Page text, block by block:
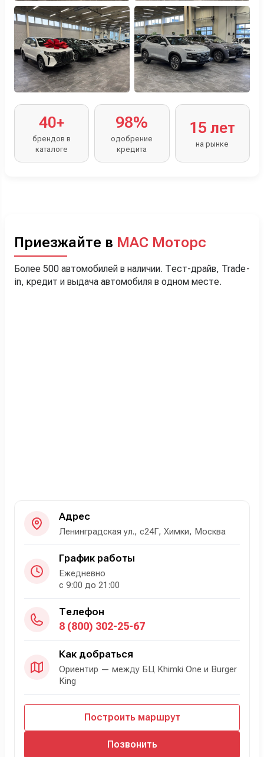
40+
брендов в
каталоге
98%
одобрение
кредита
15 лет
на рынке
Приезжайте в МАС Моторс
Более 500 автомобилей в наличии. Тест-драйв, Trade-
in, кредит и выдача автомобиля в одном месте.
Адрес
Ленинградская ул., с24Г, Химки, Москва
График работы
Ежедневно
с 9:00 до 21:00
Телефон
8 (800) 302-25-67
Как добраться
Ориентир — между БЦ Khimki One и Burger
King
Построить маршрут
Позвонить